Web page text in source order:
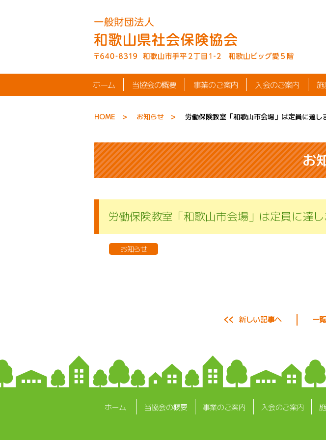
ホーム 当協会の概要 事業のご案内 入会のご案内
HOME お知らせ 労働保険教室「和歌山市会場」は定員に達し
お
労働保険教室「和歌山市会場」は定員に達
お知らせ
新しい記事へ 一
ホーム 当協会の概要 事業のご案内 入会のご案内